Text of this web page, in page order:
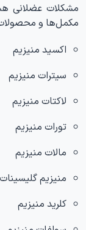
مشکلات عضلانی
مکمل‌ها و محصولات
اکسید منیزیم
سیترات منیزیم
لاکتات منیزیم
تورات منیزیم
مالات منیزیم
منیزیم گلیسینات
کلرید منیزیم